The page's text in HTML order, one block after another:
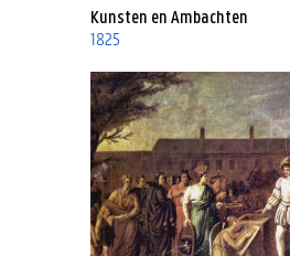
Kunsten en Ambachten
1825